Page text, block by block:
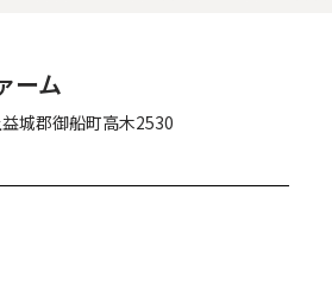
ーム
城郡御船町高木2530